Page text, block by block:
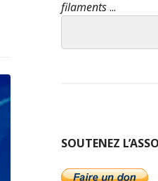
filaments...
SOUTENEZ